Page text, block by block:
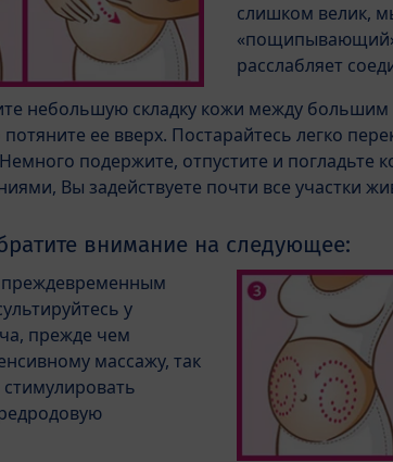
слишком велик,
расслабляет
небольшую складку кожи между большим
ее вверх. Постарайтесь легко
подержите, отпустите и погладьте
Вы задействуете почти все участки
внимание на следующее:
преждевременным
у
прежде чем
массажу, так